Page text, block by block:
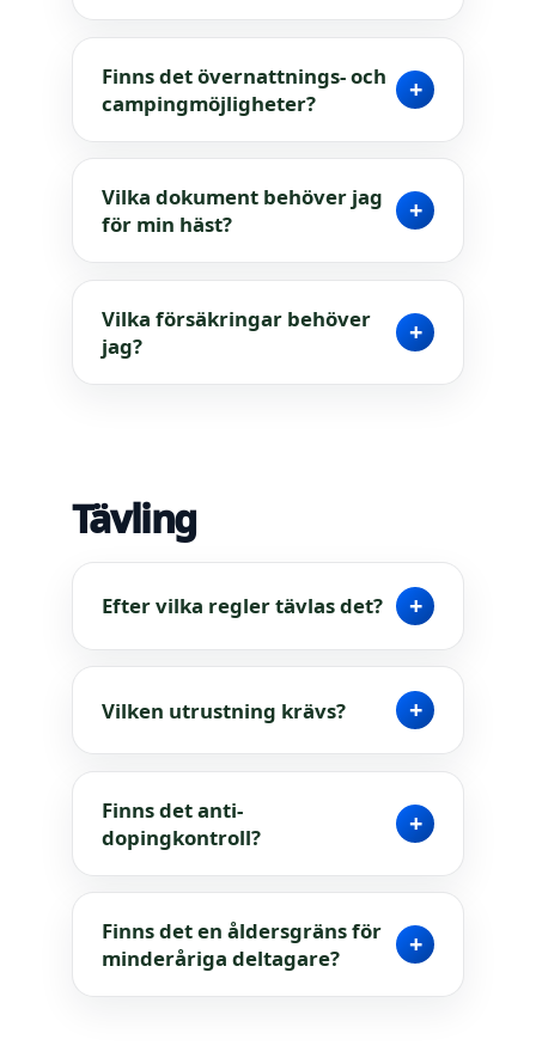
Finns det övernattnings- och
campingmöjligheter?
+
Vilka dokument behöver jag
för min häst?
+
Vilka försäkringar behöver
jag?
+
Tävling
Efter vilka regler tävlas det? +
Vilken utrustning krävs? +
Finns det anti-
dopingkontroll?
+
Finns det en åldersgräns för
minderåriga deltagare?
+